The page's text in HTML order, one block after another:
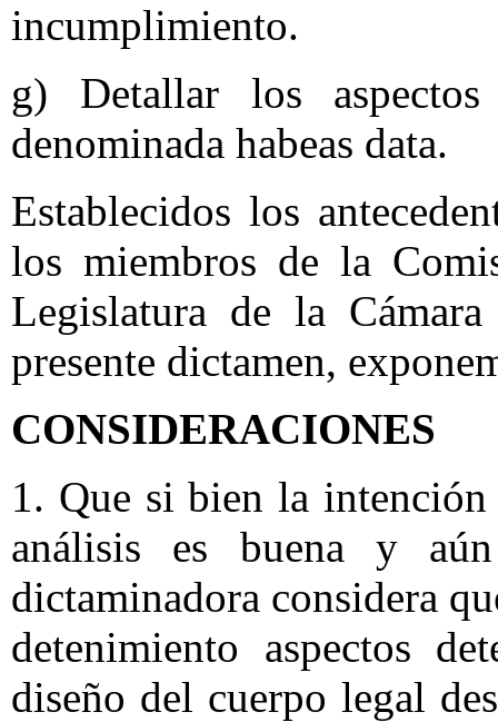
incumplimiento.
g) Detallar los
denominada habeas data.
Establecidos los
los miembros de la
Legislatura de la
presente dictamen,
CONSIDERACIONES
1. Que si bien la
análisis es buena y aún
dictaminadora considera
detenimiento aspectos
diseño del cuerpo legal